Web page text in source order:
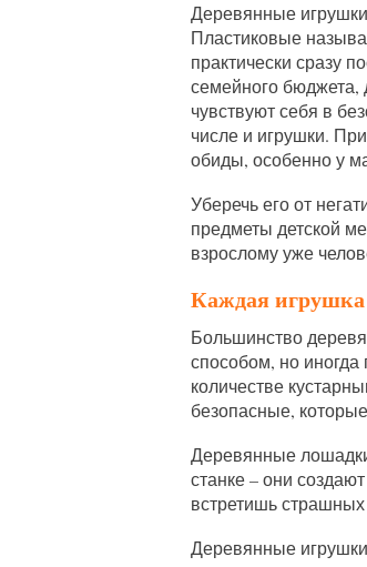
Деревянные
Пластиковые
практически сразу
семейного бюджета,
чувствуют себя в
числе и игрушки.
обиды, особенно у
Уберечь его от
предметы детской
взрослому уже
Каждая
Большинство
способом, но
количестве
безопасные,
Деревянные
станке – они
встретишь
Деревянные